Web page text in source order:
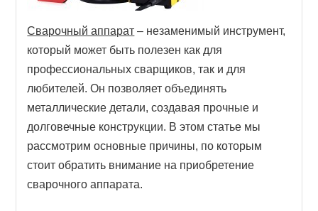
Сварочный аппарат – незаменимый инструмент,
который может быть полезен как для
профессиональных сварщиков, так и для
любителей. Он позволяет объединять
металлические детали, создавая прочные и
долговечные конструкции. В этом статье мы
рассмотрим основные причины, по которым
стоит обратить внимание на приобретение
сварочного аппарата.